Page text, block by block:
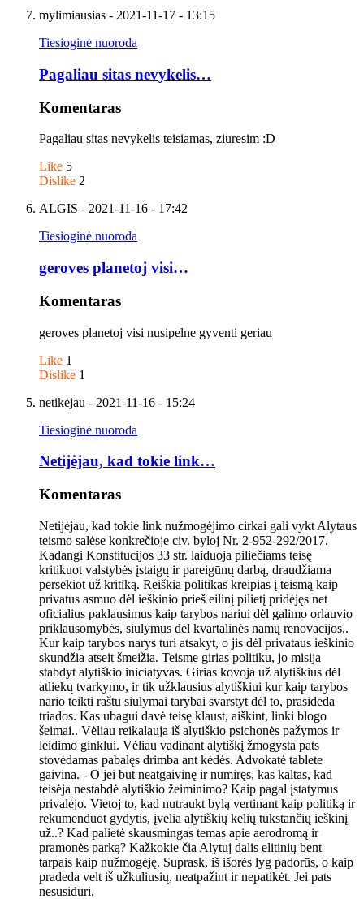
mylimiausias - 2021-11-17 - 13:15
Tiesioginė nuoroda
Pagaliau sitas nevykelis…
Komentaras
Pagaliau sitas nevykelis teisiamas, ziuresim :D
Like 5
Dislike 2
ALGIS - 2021-11-16 - 17:42
Tiesioginė nuoroda
geroves planetoj visi…
Komentaras
geroves planetoj visi nusipelne gyventi geriau
Like 1
Dislike 1
netikėjau - 2021-11-16 - 15:24
Tiesioginė nuoroda
Netijėjau, kad tokie link…
Komentaras
Netijėjau, kad tokie link nužmogėjimo cirkai gali vykt Alytaus
teismo salėse konkrečioje civ. byloj Nr. 2-952-292/2017.
Kadangi Konstitucijos 33 str. laiduoja piliečiams teisę
kritikuot valstybės įstaigų ir pareigūnų darbą, draudžiama
persekiot už kritiką. Reiškia politikas kreipias į teismą kaip
privatus asmuo dėl ieškinio prieš eilinį pilietį pridėjęs net
oficialius paklausimus kaip tarybos nariui dėl galimo orlauvio
priklausomybės, siūlymus dėl kvartalinės namų renovacijos..
Kur kaip tarybos narys turi atsakyt, o jis dėl privataus ieškinio
skundžia atseit šmeižia. Teisme girias politiku, jo misija
stabdyt alytiškio iniciatyvas. Girias kovoja už alytiškius dėl
atliekų tvarkymo, ir tik užklausius alytiškiui kur kaip tarybos
nario teikti raštu siūlymai tarybai svarstyt dėl to, prasideda
triados. Kas ubagui davė teisę klaust, aiškint, linki blogo
šeimai.. Vėliau reikalauja iš alytiškio psichonės pažymos ir
leidimo ginklui. Vėliau vadinant alytiškį žmogysta pats
stovėdamas pabalęs drimba ant kėdės. Advokatė tablete
gaivina. - O jei būt neatgaivinę ir numiręs, kas kaltas, kad
teisėja nestabdė alytiškio žeiminimo? Kaip pagal įstatymus
privalėjo. Vietoj to, kad nutraukt bylą vertinant kaip politiką ir
rekūmenduot gydytis, įvelia alytiškių kelių tūkstančių ieškinį
už..? Kad palietė skausmingas temas apie aerodromą ir
pramonės parką? Kažkokie čia Alytuj dalis elitinių bent
tarpais kaip nužmogėję. Suprask, iš išorės lyg padorūs, o kaip
pradeda velt iš užkuliusių, neatpažint ir nepatikėt. Jei pats
nesusidūri.